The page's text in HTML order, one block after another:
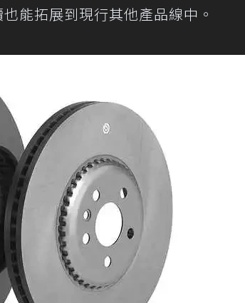
能拓展到現行其他產品線中。